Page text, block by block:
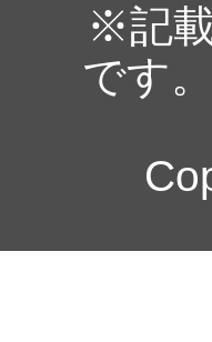
※記
です